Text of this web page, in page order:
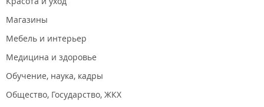
Магазины
Мебель и интерьер
Медицина и здоровье
Обучение, наука, кадры
Общество, Государство, ЖКХ